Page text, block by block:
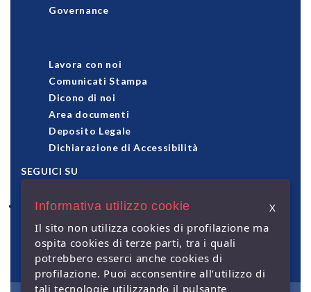
Governance
Lavora con noi
Comunicati Stampa
Dicono di noi
Area documenti
Deposito Legale
Dichiarazione di Accessibilità
SEGUICI SU
pagamenti accettati
Informativa utilizzo cookie
X
Il sito non utilizza cookies di profilazione ma
ospita cookies di terze parti, tra i quali
potrebbero esserci anche cookies di
profilazione. Puoi acconsentire all’utilizzo di
tali tecnologie utilizzando il pulsante